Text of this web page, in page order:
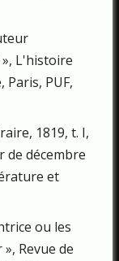
L'histoire
Paris, PUF,
1819, t. I,
de décembre
et
ou les
Revue de